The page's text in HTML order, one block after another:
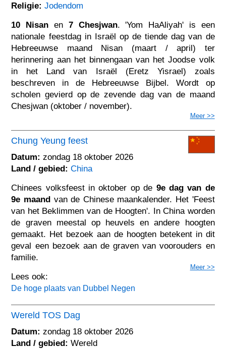
Religie: Jodendom
10 Nisan en 7 Chesjwan. 'Yom HaAliyah' is een
nationale feestdag in Israël op de tiende dag van de
Hebreeuwse maand Nisan (maart / april) ter
herinnering aan het binnengaan van het Joodse volk
in het Land van Israël (Eretz Yisrael) zoals
beschreven in de Hebreeuwse Bijbel. Wordt op
scholen gevierd op de zevende dag van de maand
Chesjwan (oktober / november).
Meer >>
Chung Yeung feest
Datum: zondag 18 oktober 2026
Land / gebied: China
Chinees volksfeest in oktober op de 9e dag van de
9e maand van de Chinese maankalender. Het 'Feest
van het Beklimmen van de Hoogten'. In China worden
de graven meestal op heuvels en andere hoogten
gemaakt. Het bezoek aan de hoogten betekent in dit
geval een bezoek aan de graven van voorouders en
familie.
Meer >>
Lees ook:
De hoge plaats van Dubbel Negen
Wereld TOS Dag
Datum: zondag 18 oktober 2026
Land / gebied: Wereld